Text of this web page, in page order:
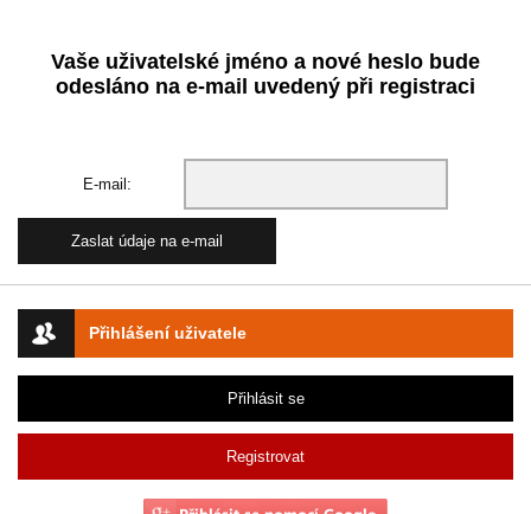
Přihlášení uživatele
Přihlásit se
Registrovat
Vaše uživatelské jméno a nové heslo bude
odesláno na e-mail uvedený při registraci
E-mail: